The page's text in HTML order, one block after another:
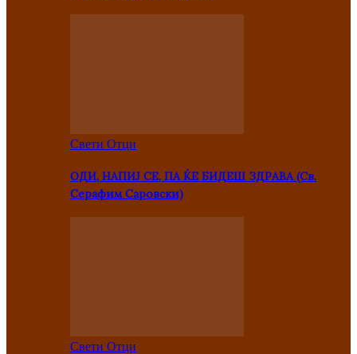
Свети Отци
ОДИ, НАПИЈ СЕ, ПА ЌЕ БИДЕШ ЗДРАВА (Св.
Серафим Саровски)
Свети Отци